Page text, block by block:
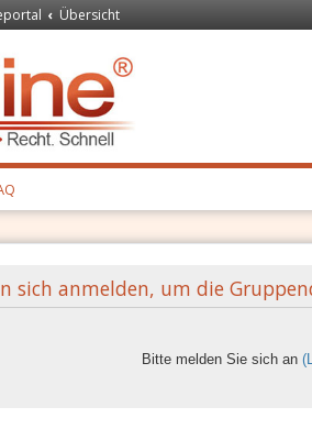
Übersicht
sich anmelden, um die
Bitte melden Sie sich an